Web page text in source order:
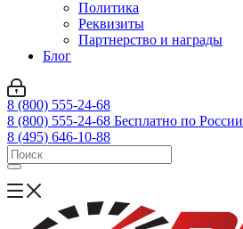
Политика
Реквизиты
Партнерство и награды
Блог
8 (800) 555-24-68
8 (800) 555-24-68 Бесплатно по России
8 (495) 646-10-88